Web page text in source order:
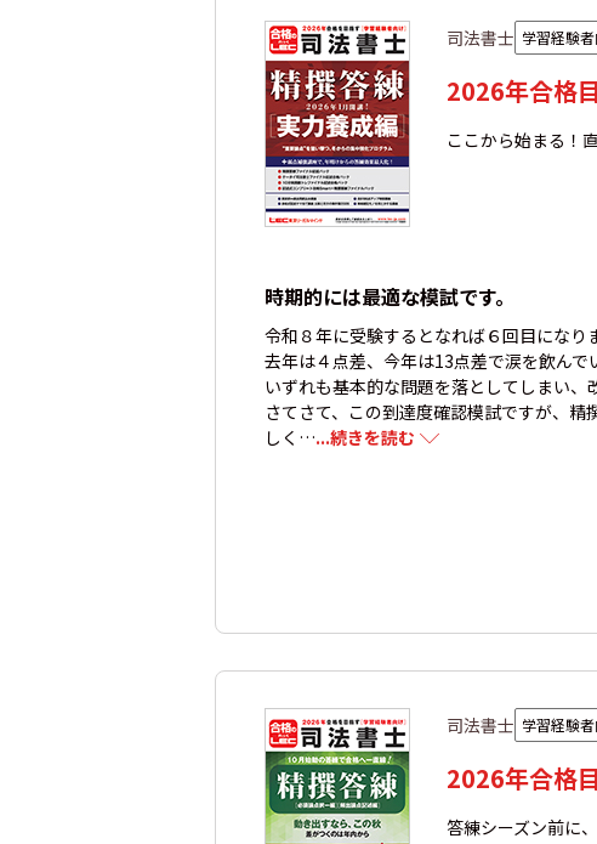
司法書士 学習経験
2026年合格
ここから始まる！
時期的には最適な模試です。
令和８年に受験するとなれば６回目になり
去年は４点差、今年は13点差で涙を飲んで
いずれも基本的な問題を落としてしまい、
さてさて、この到達度確認模試ですが、
しく…...続きを読む
司法書士 学習経験
2026年合格
答練シーズン前に